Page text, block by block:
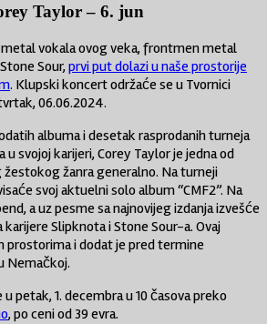
Taylor – 6. jun
metal vokala ovog veka, frontmen metal
Sour, prvi put dolazi u naše prostorije
. Klupski koncert održaće se u Tvornici
06.06.2024.
albuma i desetak rasprodanih turneja
u svojoj karijeri, Corey Taylor je jedna od
žanra generalno. Na turneji
svoj aktuelni solo album “CMF2”. Na
a uz pesme sa najnovijeg izdanja izvešće
Slipknota i Stone Sour-a. Ovaj
prostorima i dodat je pred termine
Nemačkoj.
petak, 1. decembra u 10 časova preko
, po ceni od 39 evra.